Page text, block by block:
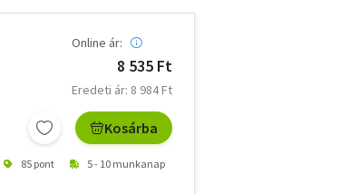
Online ár:
8 535 Ft
Eredeti ár: 8 984 Ft
Kosárba
85 pont 5 - 10 munkanap